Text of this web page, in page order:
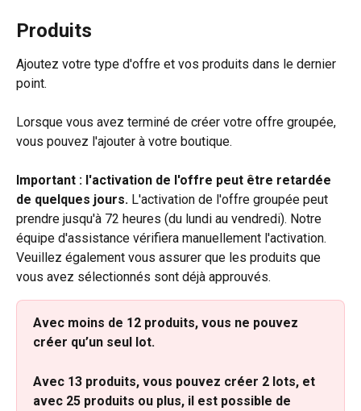
Produits
Ajoutez votre type d'offre et vos produits dans le dernier
point.
Lorsque vous avez terminé de créer votre offre groupée,
vous pouvez l'ajouter à votre boutique.
Important : l'activation de l'offre peut être retardée
de quelques jours. L'activation de l'offre groupée peut
prendre jusqu'à 72 heures (du lundi au vendredi). Notre
équipe d'assistance vérifiera manuellement l'activation.
Veuillez également vous assurer que les produits que
vous avez sélectionnés sont déjà approuvés.
Avec moins de 12 produits, vous ne pouvez
créer qu’un seul lot.
Avec 13 produits, vous pouvez créer 2 lots, et
avec 25 produits ou plus, il est possible de